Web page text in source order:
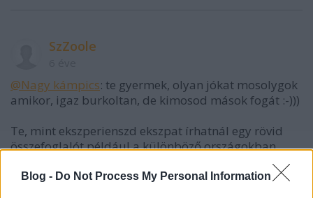
Blog - Do Not Process My Personal Information
SzZoole
@Nagy kámpics: te gyermek, olyan jókat mosolygok
amikor, igaz burkoltan, de kimosod mások fogát :-)))
Te, mint ekszperienszd ekszpat írhatnál egy rövid
összefoglalót például a különböző országokban
elfogyasztott ételek utáni melléktermékröl, azaz a
kakáról :-))